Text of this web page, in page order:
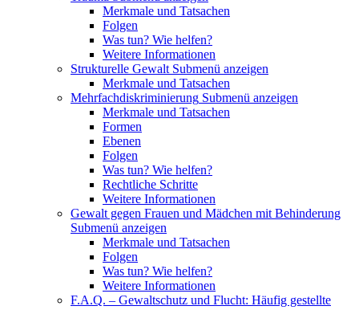
Merkmale und Tatsachen
Folgen
Was tun? Wie helfen?
Weitere Informationen
Strukturelle Gewalt Submenü anzeigen
Merkmale und Tatsachen
Mehrfachdiskriminierung Submenü anzeigen
Merkmale und Tatsachen
Formen
Ebenen
Folgen
Was tun? Wie helfen?
Rechtliche Schritte
Weitere Informationen
Gewalt gegen Frauen und Mädchen mit Behinderung
Submenü anzeigen
Merkmale und Tatsachen
Folgen
Was tun? Wie helfen?
Weitere Informationen
F.A.Q. – Gewaltschutz und Flucht: Häufig gestellte